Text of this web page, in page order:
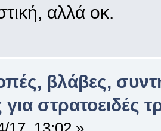
αλλά οκ.
βλάβες,
στρατοειδές